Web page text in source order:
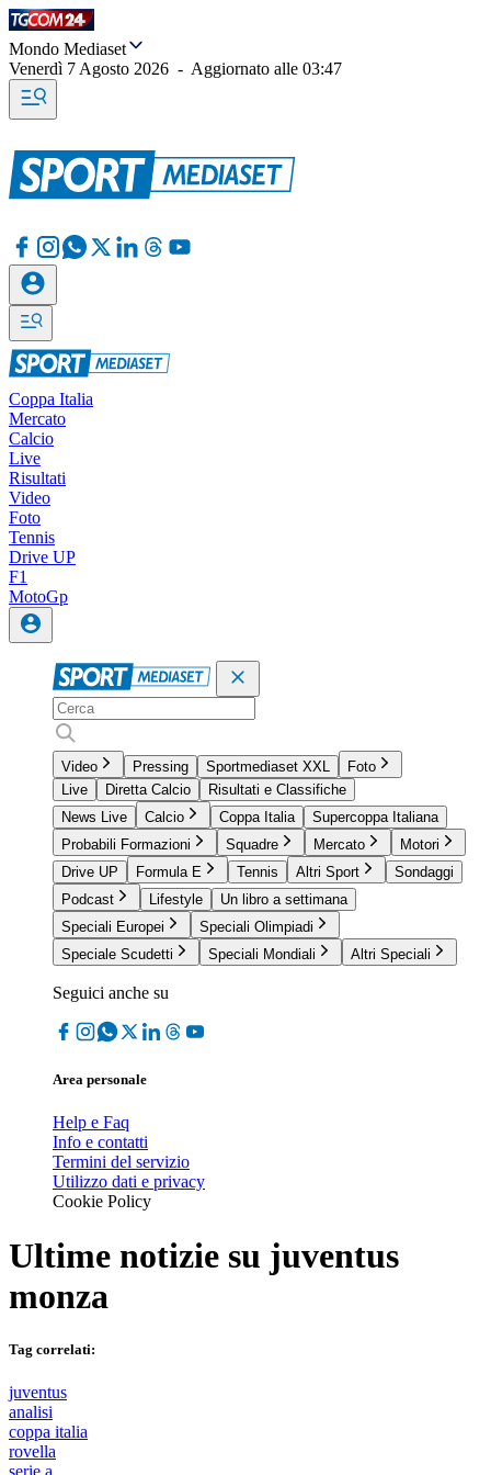
Mondo Mediaset
Venerdì 7 Agosto 2026 - Aggiornato alle 03:47
Coppa Italia
Mercato
Calcio
Live
Risultati
Video
Foto
Tennis
Drive UP
F1
MotoGp
Video Pressing Sportmediaset XXL
Foto
Live
Diretta Calcio
Risultati e Classifiche
News Live
Calcio Coppa Italia
Supercoppa Italiana
Probabili Formazioni
Squadre Mercato
Motori
Drive UP
Formula E Tennis Altri Sport
Sondaggi
Podcast
Lifestyle
Un libro a settimana
Speciali Europei
Speciali Olimpiadi
Speciale Scudetti
Speciali Mondiali Altri Speciali
Seguici anche su
Area personale
Help e Faq
Info e contatti
Termini del servizio
Utilizzo dati e privacy
Cookie Policy
Ultime notizie su juventus
monza
Tag correlati:
juventus
analisi
coppa italia
rovella